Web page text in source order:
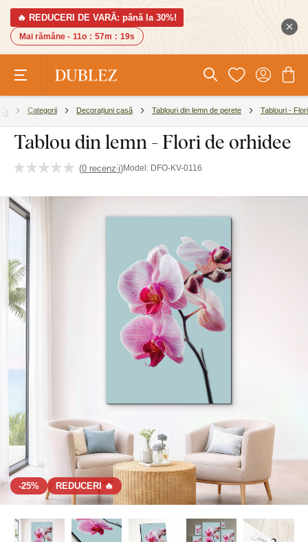
🔥 REDUCERI DE VARĂ: până la 30%!
Mai rămâne - 11o : 57m : 18s
Categorii Decorațiuni casă Tablouri din lemn de perete Tablouri - Flori
Tablou din lemn - Flori de orhidee
(0 recenzii)Model: DFO-KV-0116
-25% REDUCERI 🔥